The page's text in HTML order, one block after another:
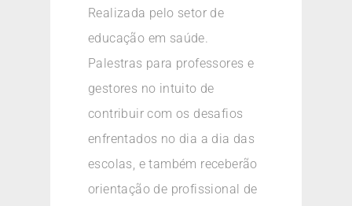
Realizada pelo setor de
educação em saúde.
Palestras para professores e
gestores no intuito de
contribuir com os desafios
enfrentados no dia a dia das
escolas, e também receberão
orientação de profissional de